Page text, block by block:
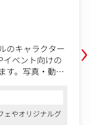
のキャラクター
イベント向けの
す。写真・動
インを生み出す
告知制作にも携
環境です。
ェやオリジナルグ
›